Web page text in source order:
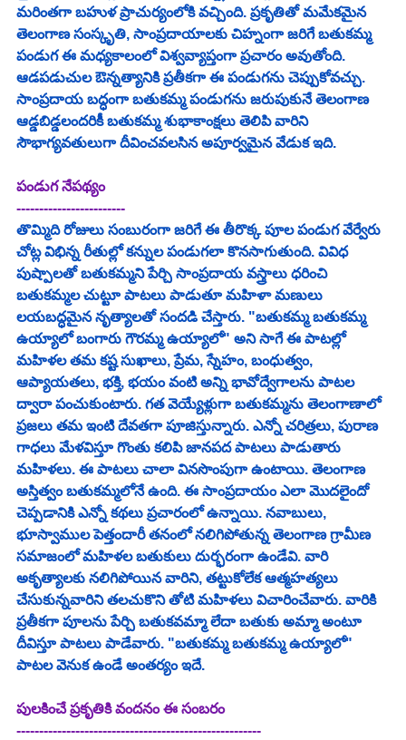
మరింతగా బహుళ ప్రాచుర్యంలోకి వచ్చింది. ప్రకృతితో మమేకమైన
తెలంగాణ సంస్కృతి, సాంప్రదాయాలకు చిహ్నంగా జరిగే బతుకమ్మ
పండుగ ఈ మధ్యకాలంలో విశ్వవ్యాప్తంగా ప్రచారం అవుతోంది.
ఆడపడుచుల ఔన్నత్యానికి ప్రతీకగా ఈ పండుగను చెప్పుకోవచ్చు.
సాంప్రదాయ బద్ధంగా బతుకమ్మ పండుగను జరుపుకునే తెలంగాణ
ఆడ్డ‌బిడ్డ‌లంద‌రికీ బతుక‌మ్మ శుభాకాంక్ష‌లు తెలిపి వారిని
సౌభాగ్యవతులుగా దీవించవలసిన అపూర్వమైన వేడుక ఇది.
పండుగ నేపథ్యం
------------------------
తొమ్మిది రోజులు సంబురంగా జరిగే ఈ తీరొక్క పూల పండుగ వేర్వేరు
చోట్ల విభిన్న రీతుల్లో కన్నుల పండుగలా కొనసాగుతుంది. వివిధ
పుష్పాలతో బతుకమ్మని పేర్చి సాంప్రదాయ వస్త్రాలు ధరించి
బతుకమ్మల చుట్టూ పాటలు పాడుతూ మహిళా మణులు
లయబద్ధమైన నృత్యాలతో సందడి చేస్తారు. "బతుకమ్మ బతుకమ్మ
ఉయ్యాలో బంగారు గౌరమ్మ ఉయ్యాలో" అని సాగే ఈ పాటల్లో
మహిళల తమ కష్ట సుఖాలు, ప్రేమ, స్నేహం, బంధుత్వం,
ఆప్యాయతలు, భక్తి, భయం వంటి అన్ని భావోద్వేగాలను పాటల
ద్వారా పంచుకుంటారు. గత వెయ్యేళ్లుగా బతుకమ్మను తెలంగాణాలో
ప్రజలు తమ ఇంటి దేవతగా పూజిస్తున్నారు. ఎన్నో చరిత్రలు, పురాణ
గాధలు మేళవిస్తూ గొంతు కలిపి జానపద పాటలు పాడుతారు
మహిళలు. ఈ పాటలు చాలా వినసొంపుగా ఉంటాయి. తెలంగాణ
అస్తిత్వం బతుకమ్మలోనే ఉంది. ఈ సాంప్రదాయం ఎలా మొదలైందో
చెప్పడానికి ఎన్నో కథలు ప్రచారంలో ఉన్నాయి. నవాబులు,
భూస్వాముల పెత్తందారీ తనంలో నలిగిపోతున్న తెలంగాణ గ్రామీణ
సమాజంలో మహిళల బతుకులు దుర్భరంగా ఉండేవి. వారి
అకృత్యాలకు నలిగిపోయిన వారిని, తట్టుకోలేక ఆత్మహత్యలు
చేసుకున్నవారిని తలచుకొని తోటి మహిళలు విచారించేవారు. వారికి
ప్రతీకగా పూలను పేర్చి బతుకవమ్మా లేదా బతుకు అమ్మా అంటూ
దీవిస్తూ పాటలు పాడేవారు. "బతుకమ్మ బతుకమ్మ ఉయ్యాలో"
పాటల వెనుక ఉండే అంతర్యం ఇదే.
పులకించే ప్రకృతికి వందనం ఈ సంబరం
------------------------------------------------------